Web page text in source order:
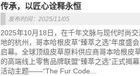
传承，以匠心诠释永恒
发布时间：2025/11/05
2025年10月18日，在千年文脉与现代时尚交
地的杭州，哥本哈根皮草“臻萃之选”年度盛
启幕。全球顶级皮草原料供应商哥本哈根皮
的高端线上零售品牌联盟“臻萃之选”正式揭
活动主题——“The Fur Code...